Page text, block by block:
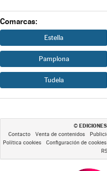
Comarcas:
Estella
Pamplona
Tudela
©
Contacto Venta de contenidos
Política cookies
Configuración de cookies